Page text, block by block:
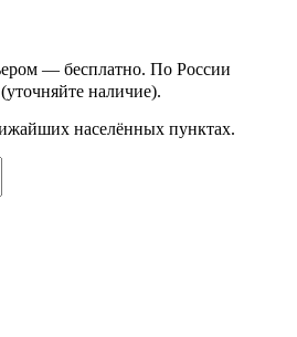
— бесплатно. По России
наличие).
населённых пунктах.